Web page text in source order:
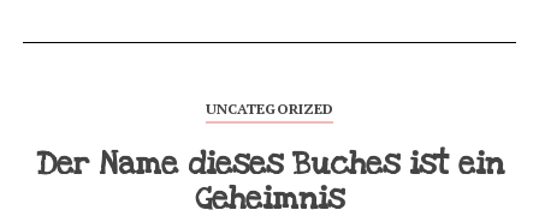
UNCATEGORIZED
Der Name dieses Buches ist ein
Geheimnis